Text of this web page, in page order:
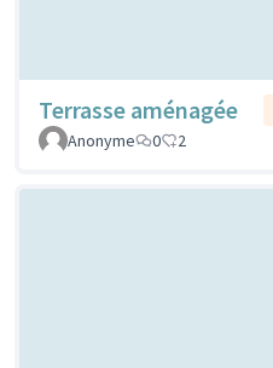
Terrasse aménagée
Anonyme
0 2